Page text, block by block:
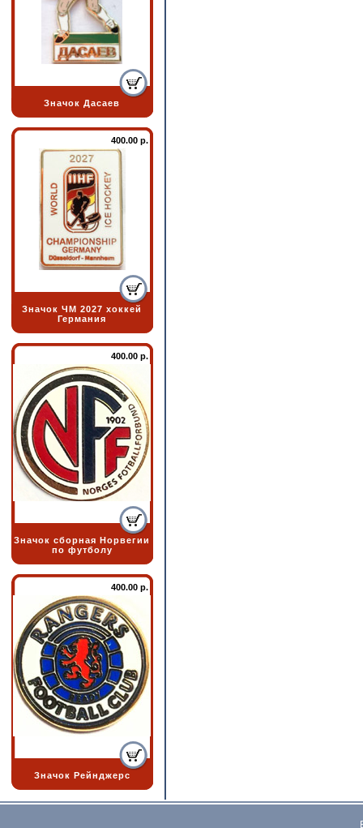
Значок Дасаев
400.00 р.
Значок ЧМ 2027 хоккей
Германия
400.00 р.
Значок сборная Норвегии
по футболу
400.00 р.
Значок Рейнджерс